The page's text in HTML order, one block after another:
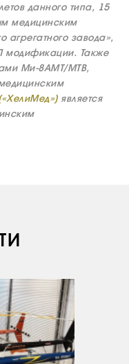
данного типа, 15
медицинским
агрегатного завода»,
модификации. Также
Ми-8АМТ/МТВ,
является